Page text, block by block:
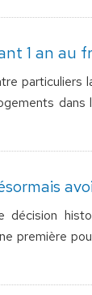
1 an au
particuliers
dans
décision
première